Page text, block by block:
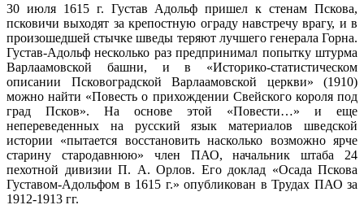
30 июля 1615 г. Густав Адольф пришел к стенам Пскова,
псковичи выходят за крепостную ограду навстречу врагу, и в
произошедшей стычке шведы теряют лучшего генерала Горна.
Густав-Адольф несколько раз предпринимал попытку штурма
Варлаамовской башни, и в «Историко-статистическом
описании Псковоградской Варлаамовской церкви» (1910)
можно найти «Повесть о прихождении Свейского короля под
град Псков». На основе этой «Повести…» и еще
непереведенных на русский язык материалов шведской
истории «пытается восстановить насколько возможно ярче
старину стародавнюю» член ПАО, начальник штаба 24
пехотной дивизии П. А. Орлов. Его доклад «Осада Пскова
Густавом-Адольфом в 1615 г.» опубликован в Трудах ПАО за
1912-1913 гг.